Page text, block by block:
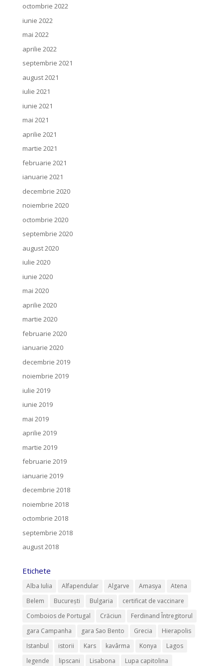
octombrie 2022
iunie 2022
mai 2022
aprilie 2022
septembrie 2021
august 2021
iulie 2021
iunie 2021
mai 2021
aprilie 2021
martie 2021
februarie 2021
ianuarie 2021
decembrie 2020
noiembrie 2020
octombrie 2020
septembrie 2020
august 2020
iulie 2020
iunie 2020
mai 2020
aprilie 2020
martie 2020
februarie 2020
ianuarie 2020
decembrie 2019
noiembrie 2019
iulie 2019
iunie 2019
mai 2019
aprilie 2019
martie 2019
februarie 2019
ianuarie 2019
decembrie 2018
noiembrie 2018
octombrie 2018
septembrie 2018
august 2018
Etichete
Alba Iulia Alfapendular Algarve Amasya
Atena
Belem
București Bulgaria
certificat de vaccinare
Comboios de Portugal
Crăciun
Ferdinand Întregitorul
gara Campanha
gara Sao Bento Grecia
Hierapolis
Istanbul
istorii Kars kavârma Konya
Lagos
legende
lipscani Lisabona
Lupa capitolina